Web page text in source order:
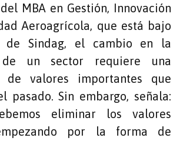
MBA en Gestión, Innovación
Aeroagrícola, que está bajo
de Sindag, el cambio en la
de un sector requiere una
de valores importantes que
pasado. Sin embargo, señala:
eliminar los valores
por la forma de